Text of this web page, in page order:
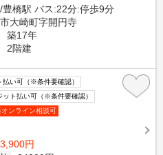
豊橋駅 バス:22分:停歩9分
大崎町字開円寺
築17年
2階建
払い可（※条件要確認）
ット払い可（※条件要確認）
オンライン相談可
円